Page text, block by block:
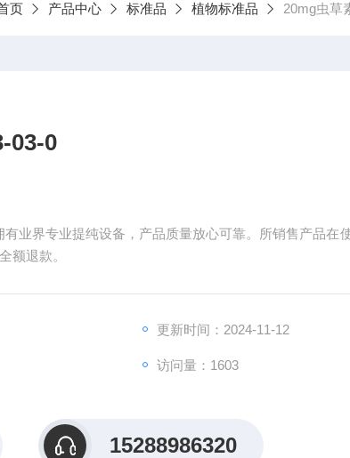
页 产品中心 标准品 植物标准品 20mg虫草
03-0
业界专业提纯设备，产品质量放心可靠。所销售产品在
额退款。
更新时间：2024-11-12
访问量：1603
15288986320